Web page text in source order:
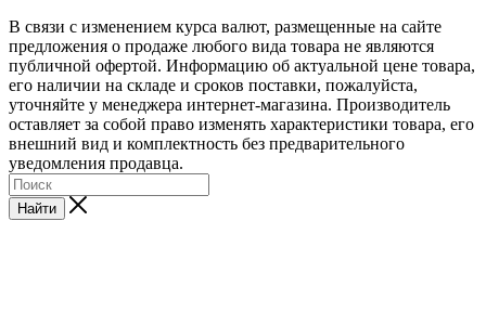
В связи с изменением курса валют, размещенные на сайте
предложения о продаже любого вида товара не являются
публичной офертой. Информацию об актуальной цене товара,
его наличии на складе и сроков поставки, пожалуйста,
уточняйте у менеджера интернет-магазина. Производитель
оставляет за собой право изменять характеристики товара, его
внешний вид и комплектность без предварительного
уведомления продавца.
Найти